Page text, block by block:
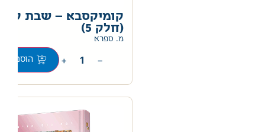
קומיקסבא – שבת
(חלק 5)
מ. ספרא
−
+ הוספה